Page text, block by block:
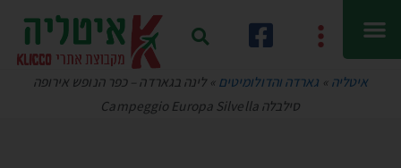
איטליה » גארדה והדולומיטים »לינה בגארדה – כפר הנופש אירופה
סילבלה Campeggio Europa Silvella